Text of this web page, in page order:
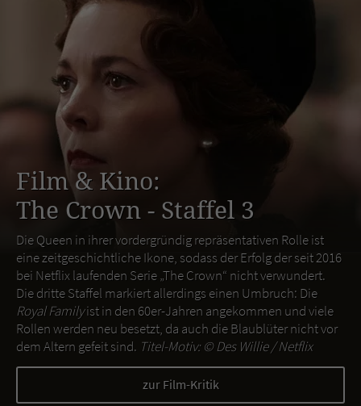
Film & Kino:
The Crown - Staffel 3
Die Queen in ihrer vordergründig repräsentativen Rolle ist
eine zeitgeschichtliche Ikone, sodass der Erfolg der seit 2016
bei Netflix laufenden Serie „The Crown“ nicht verwundert.
Die dritte Staffel markiert allerdings einen Umbruch: Die
Royal Familyist in den 60er-Jahren angekommen und viele
Rollen werden neu besetzt, da auch die Blaublüter nicht vor
dem Altern gefeit sind. Titel-Motiv: ©Des Willie / Netflix
zur Film-Kritik